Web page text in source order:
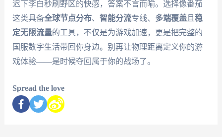
迟下李白秒刷野区的快感，答案不言而喻。选择像番茄
这类具备全球节点分布、 智能分流专线、 多端覆盖且 稳
定无限流量的工具，不仅是为游戏加速，更是把完整的
国服数字生活带回你身边。别再让物理距离定义你的游
戏体验——是时候夺回属于你的战场了。
Spread the love